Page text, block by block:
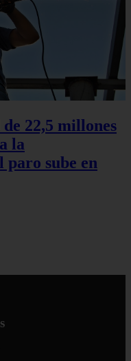
22,5 millones
la
paro sube en